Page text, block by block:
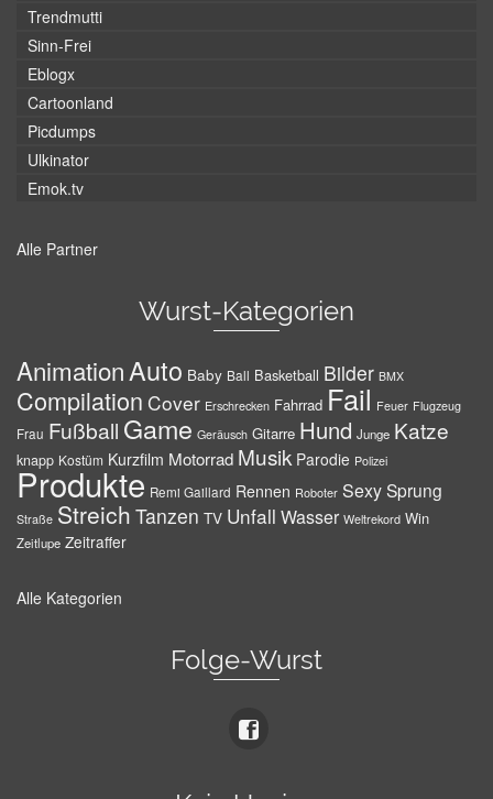
Trendmutti
Sinn-Frei
Eblogx
Cartoonland
Picdumps
Ulkinator
Emok.tv
Alle Partner
Wurst-Kategorien
AnimationAuto Baby Ball Basketball Bilder BMX
Compilation Cover Erschrecken Fahrrad Fail Feuer Flugzeug
Frau Fußball Game Geräusch Gitarre Hund Junge Katze
knapp Kostüm Kurzfilm Motorrad Musik Parodie Polizei
Produkte Remi Gaillard Rennen Roboter SexySprung
Straße Streich Tanzen TV Unfall Wasser Weltrekord Win
Zeitlupe Zeitraffer
Alle Kategorien
Folge-Wurst